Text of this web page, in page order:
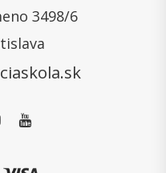
3498/6